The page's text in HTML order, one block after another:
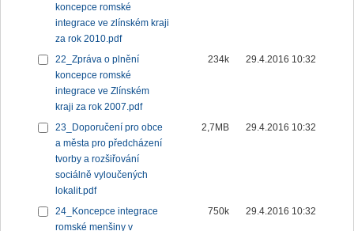
koncepce romské
integrace ve zlínském kraji
za rok 2010.pdf
22_Zpráva o plnění
koncepce romské
integrace ve Zlínském
kraji za rok 2007.pdf
234k 29.4.2016 10:32
23_Doporučení pro obce
a města pro předcházení
tvorby a rozšiřování
sociálně vyloučených
lokalit.pdf
2,7MB 29.4.2016 10:32
24_Koncepce integrace
romské menšiny v
750k 29.4.2016 10:32